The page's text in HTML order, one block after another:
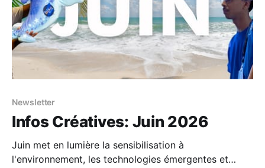
Newsletter
Infos Créatives: Juin 2026
Juin met en lumière la sensibilisation à
l'environnement, les technologies émergentes et